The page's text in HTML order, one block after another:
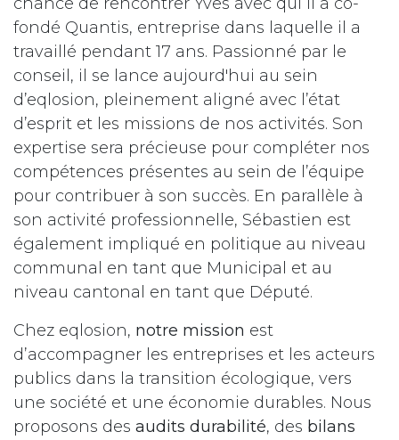
fondé Quantis, entreprise dans laquelle il a
travaillé pendant 17 ans. Passionné par le
conseil, il se lance aujourd'hui au sein
d’eqlosion, pleinement aligné avec l’état
d’esprit et les missions de nos activités. Son
expertise sera précieuse pour compléter nos
compétences présentes au sein de l’équipe
pour contribuer à son succès. En parallèle à
son activité professionnelle, Sébastien est
également impliqué en politique au niveau
communal en tant que Municipal et au
niveau cantonal en tant que Député.
Chez eqlosion, notre mission est
d’accompagner les entreprises et les acteurs
publics dans la transition écologique, vers
une société et une économie durables. Nous
proposons des audits durabilité, des bilans